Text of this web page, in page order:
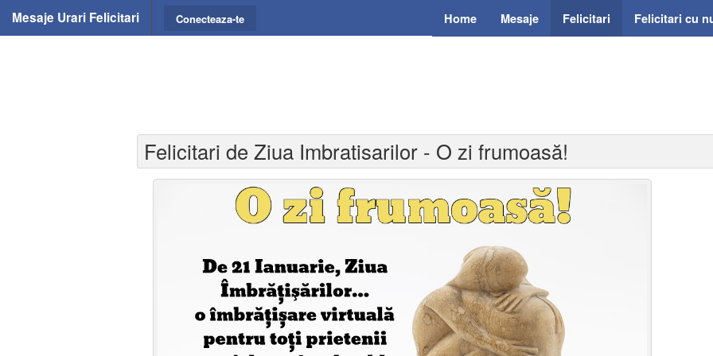
Mesaje Urari Felicitari Home Mesaje Felicitari Felicitari cu
Conecteaza-te
Felicitari de Ziua Imbratisarilor - O zi frumoasă!